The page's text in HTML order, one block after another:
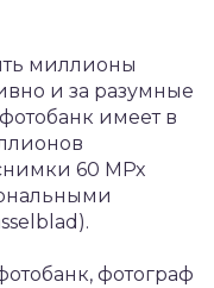
миллионы
и за разумные
имеет в
60 MPx
фотограф